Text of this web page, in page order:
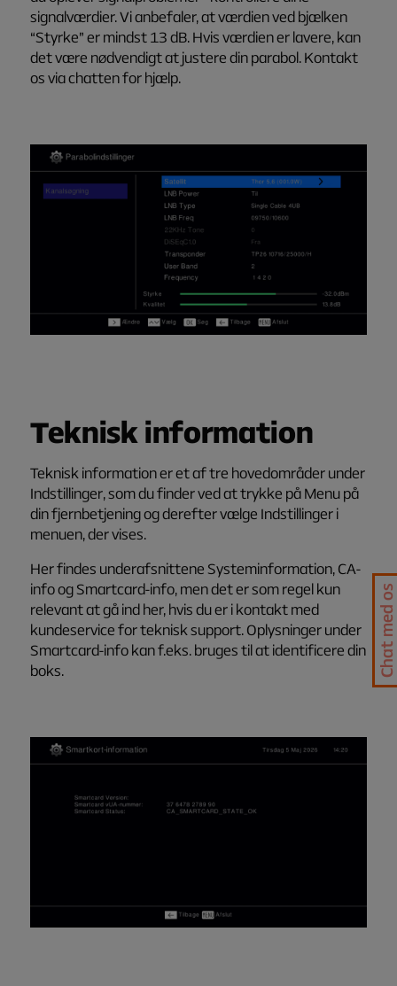
signalværdier. Vi anbefaler, at værdien ved bjælken
“Styrke”er mindst 13 dB. Hvis værdien er lavere, kan
det være nødvendigt at justere din parabol. Kontakt
os via chatten for hjælp.
Teknisk information
Teknisk information er et af tre hovedområder under
Indstillinger, som du finder ved at trykke påMenupå
din fjernbetjening og derefter vælge Indstillingeri
menuen, der vises.
Her findes underafsnittene Systeminformation,CA-
infoogSmartcard-info, men det er som regel kun
relevant at gå ind her, hvis du er i kontakt med
kundeservice for teknisk support. Oplysninger under
Smartcard-infokan f.eks. bruges til at identificere din
boks.
Chat med os